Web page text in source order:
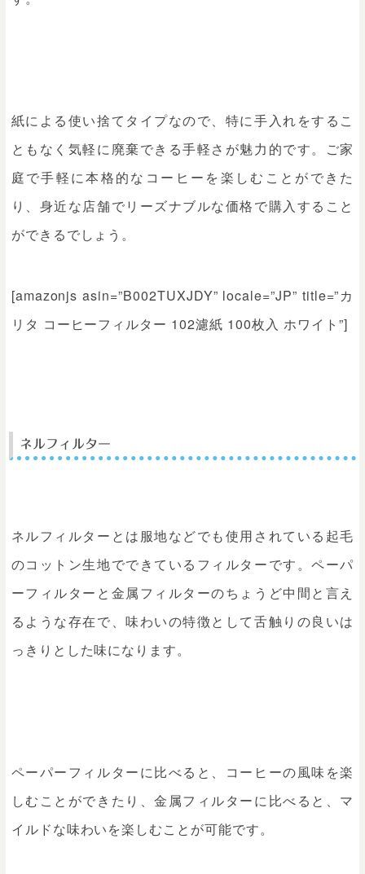
紙による使い捨てタイプなので、特に手入れをするこ
ともなく気軽に廃棄できる手軽さが魅力的です。ご家
庭で手軽に本格的なコーヒーを楽しむことができた
り、身近な店舗でリーズナブルな価格で購入すること
ができるでしょう。
[amazonjs asin=”B002TUXJDY” locale=”JP” title=”カ
リタ コーヒーフィルター 102濾紙 100枚入 ホワイト”]
ネルフィルター
ネルフィルターとは服地などでも使用されている起毛
のコットン生地でできているフィルターです。ペーパ
ーフィルターと金属フィルターのちょうど中間と言え
るような存在で、味わいの特徴として舌触りの良いは
っきりとした味になります。
ペーパーフィルターに比べると、コーヒーの風味を楽
しむことができたり、金属フィルターに比べると、マ
イルドな味わいを楽しむことが可能です。